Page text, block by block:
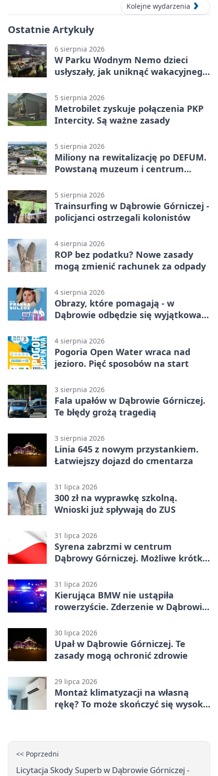
Kolejne wydarzenia
Ostatnie Artykuły
6 sierpnia 2026
W Parku Wodnym Nemo dzieci
usłyszały, jak uniknąć wakacyjnego
5 sierpnia 2026
Metrobilet zyskuje połączenia PKP
Intercity. Są ważne zasady
5 sierpnia 2026
Miliony na rewitalizację po DEFUM.
Powstaną muzeum i centrum
5 sierpnia 2026
Trainsurfing w Dąbrowie Górniczej -
policjanci ostrzegali kolonistów
4 sierpnia 2026
ROP bez podatku? Nowe zasady
mogą zmienić rachunek za odpady
4 sierpnia 2026
Obrazy, które pomagają - w
Dąbrowie odbędzie się wyjątkowa
4 sierpnia 2026
Pogoria Open Water wraca nad
jezioro. Pięć sposobów na start
3 sierpnia 2026
Fala upałów w Dąbrowie Górniczej.
Te błędy grożą tragedią
3 sierpnia 2026
Linia 645 z nowym przystankiem.
Łatwiejszy dojazd do cmentarza
31 lipca 2026
300 zł na wyprawkę szkolną.
Wnioski już spływają do ZUS
31 lipca 2026
Syrena zabrzmi w centrum
Dąbrowy Górniczej. Możliwe krótkie
31 lipca 2026
Kierująca BMW nie ustąpiła
rowerzyście. Zderzenie w Dąbrowie
30 lipca 2026
Upał w Dąbrowie Górniczej. Te
zasady mogą ochronić zdrowie
29 lipca 2026
Montaż klimatyzacji na własną
rękę? To może skończyć się wysoką
<< Poprzedni
Licytacja Skody Superb w Dąbrowie Górniczej -